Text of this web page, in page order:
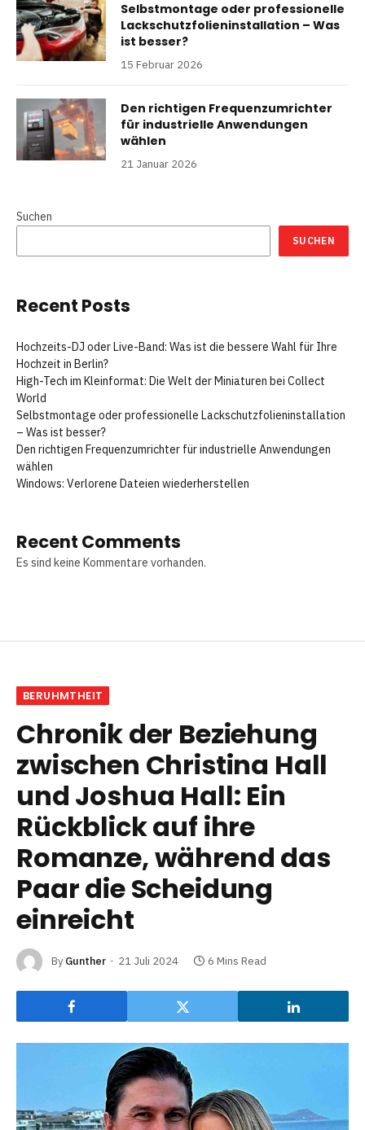
Selbstmontage oder professionelle
Lackschutzfolieninstallation – Was
ist besser?
15 Februar 2026
Den richtigen Frequenzumrichter
für industrielle Anwendungen
wählen
21 Januar 2026
Suchen
SUCHEN
Recent Posts
Hochzeits-DJ oder Live-Band: Was ist die bessere Wahl für Ihre
Hochzeit in Berlin?
High-Tech im Kleinformat: Die Welt der Miniaturen bei Collect
World
Selbstmontage oder professionelle Lackschutzfolieninstallation
– Was ist besser?
Den richtigen Frequenzumrichter für industrielle Anwendungen
wählen
Windows: Verlorene Dateien wiederherstellen
Recent Comments
Es sind keine Kommentare vorhanden.
BERUHMTHEIT
Chronik der Beziehung
zwischen Christina Hall
und Joshua Hall: Ein
Rückblick auf ihre
Romanze, während das
Paar die Scheidung
einreicht
By Gunther 21 Juli 2024 6 Mins Read